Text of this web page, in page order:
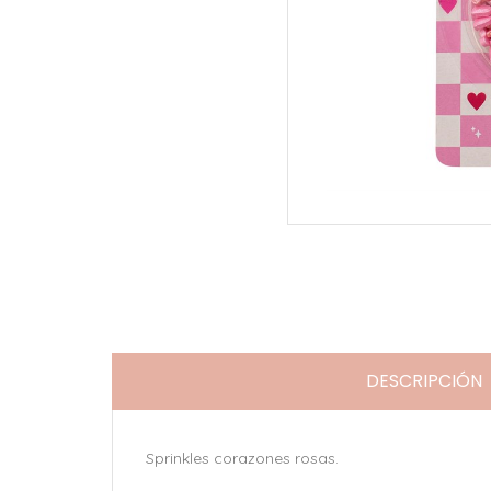
DESCRIPCIÓN
Sprinkles corazones rosas.